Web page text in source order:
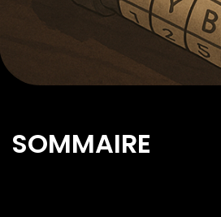
SOMMAIRE